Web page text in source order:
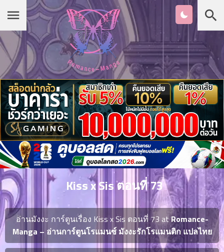
หน้าแรก
หมวดมังงะ
รายชื่อมังงะ Romance
เกาหลี
จีน
ญี่ปุ่น
Kiss x Sis ตอนที่ 73
อ่านมังงะ การ์ตูนเรื่อง Kiss x Sis ตอนที่ 73 atRomance-
Manga – อ่านการ์ตูนโรแมนซ์ มังงะรักโรแมนติก แปลไทย
Chapter
List
ตอน
ที่
น
2
ตอน
ที่
น
3
ตอน
ที่
ม
4
ตอน
ที่
ม
ตอน
ที่